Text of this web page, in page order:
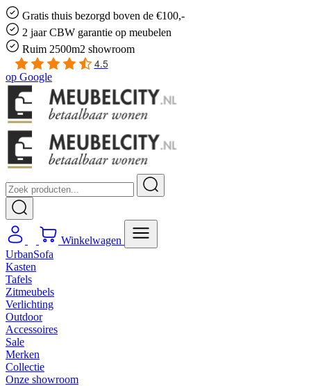
Gratis thuis bezorgd boven de €100,-
2 jaar CBW garantie op meubelen
Ruim 2500m2 showroom
4.5
op Google
Winkelwagen
UrbanSofa
Kasten
Tafels
Zitmeubels
Verlichting
Outdoor
Accessoires
Sale
Merken
Collectie
Onze showroom